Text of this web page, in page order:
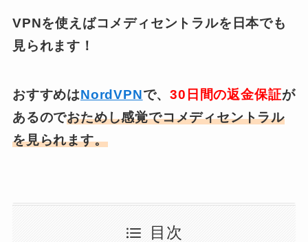
VPNを使えばコメディセントラルを日本でも
見られます！
おすすめはNordVPNで、30日間の返金保証が
あるのでおためし感覚でコメディセントラル
を見られます。
目次